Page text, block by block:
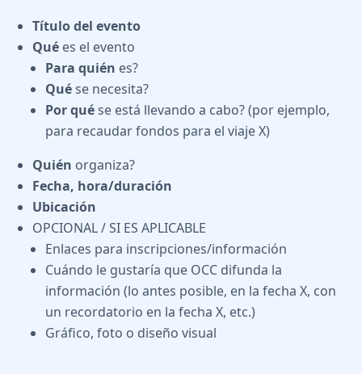
Título del evento
Qué es el evento
Para quién es?
Quése necesita?
Por quése está llevando a cabo? (por ejemplo,
para recaudar fondos para el viaje X)
Quién organiza?
Fecha, hora/duración
Ubicación
OPCIONAL / SI ES APLICABLE
Enlaces para inscripciones/información
Cuándo le gustaría que OCC difunda la
información (lo antes posible, en la fecha X, con
un recordatorio en la fecha X, etc.)
Gráfico, foto o diseño visual